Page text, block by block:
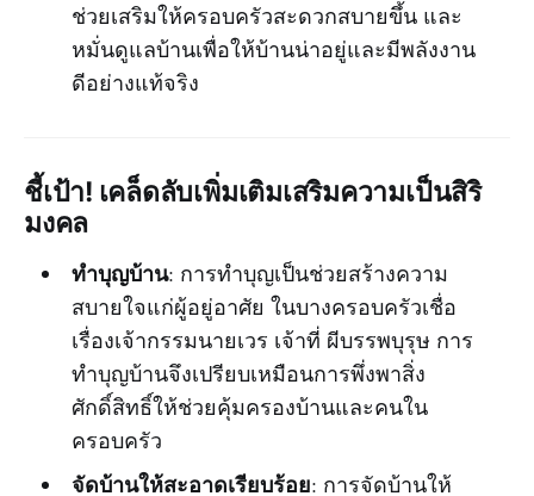
ช่วยเสริมให้ครอบครัวสะดวกสบายขึ้น และ
หมั่นดูแลบ้านเพื่อให้บ้านน่าอยู่และมีพลังงาน
ดีอย่างแท้จริง
ชี้เป้า! เคล็ดลับเพิ่มเติมเสริมความเป็นสิริ
มงคล
ทำบุญบ้าน: การทำบุญเป็นช่วยสร้างความ
สบายใจแก่ผู้อยู่อาศัย ในบางครอบครัวเชื่อ
เรื่องเจ้ากรรมนายเวร เจ้าที่ ผีบรรพบุรุษ การ
ทำบุญบ้านจึงเปรียบเหมือนการพึ่งพาสิ่ง
ศักดิ์สิทธิ์ให้ช่วยคุ้มครองบ้านและคนใน
ครอบครัว
จัดบ้านให้สะอาดเรียบร้อย: การจัดบ้านให้